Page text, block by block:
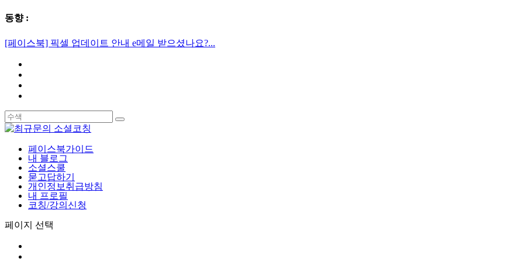
동향 :
[페이스북] 픽셀 업데이트 안내 e메일 받으셨나요?...
페이스북가이드
내 블로그
소셜스쿨
묻고답하기
개인정보취급방침
내 프로필
코칭/강의신청
페이지 선택